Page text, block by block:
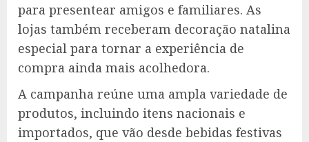
para presentear amigos e familiares. As
lojas também receberam decoração natalina
especial para tornar a experiência de
compra ainda mais acolhedora.
A campanha reúne uma ampla variedade de
produtos, incluindo itens nacionais e
importados, que vão desde bebidas festivas